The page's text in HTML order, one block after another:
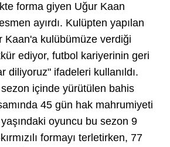
forma giyen Uğur Kaan
ayırdı. Kulüpten yapılan
Kaan'a kulübümüze verdiği
ediyor, futbol kariyerinin geri
diliyoruz" ifadeleri kullanıldı.
içinde yürütülen bahis
45 gün hak mahrumiyeti
yaşındaki oyuncu bu sezon 9
formayı terletirken, 77